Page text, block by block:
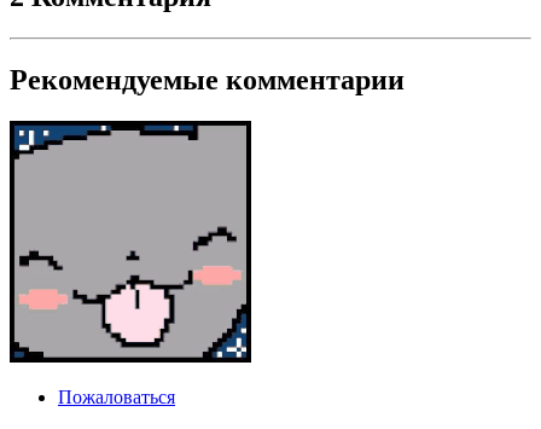
Рекомендуемые комментарии
Пожаловаться